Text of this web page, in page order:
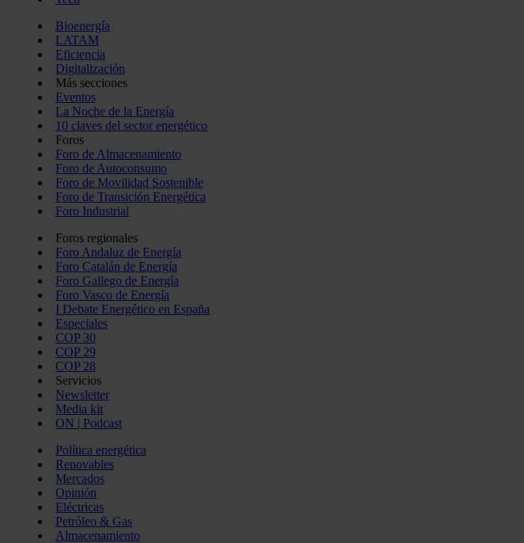
Bioenergía
LATAM
Eficiencia
Digitalización
Más secciones
Eventos
La Noche de la Energía
10 claves del sector energético
Foros
Foro de Almacenamiento
Foro de Autoconsumo
Foro de Movilidad Sostenible
Foro de Transición Energética
Foro Industrial
Foros regionales
Foro Andaluz de Energía
Foro Catalán de Energía
Foro Gallego de Energía
Foro Vasco de Energía
I Debate Energético en España
Especiales
COP 30
COP 29
COP 28
Servicios
Newsletter
Media kit
ON | Podcast
Política energética
Renovables
Mercados
Opinión
Eléctricas
Petróleo & Gas
Almacenamiento